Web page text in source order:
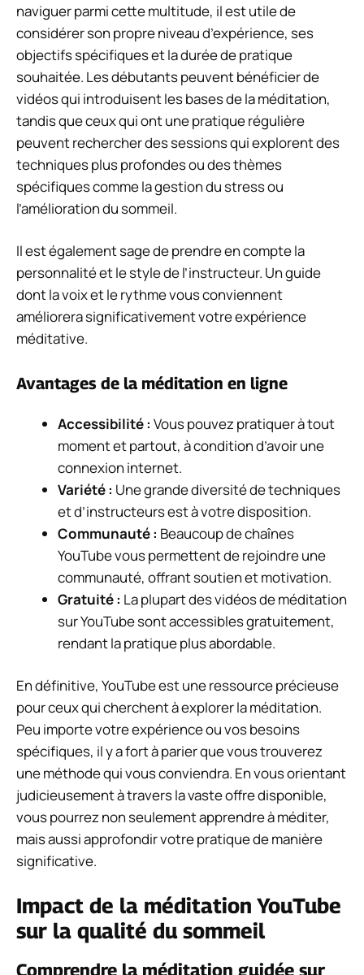
naviguer parmi cette multitude, il est utile de
considérer son propre niveau d’expérience, ses
objectifs spécifiques et la durée de pratique
souhaitée. Les débutants peuvent bénéficier de
vidéos qui introduisent les bases de la méditation,
tandis que ceux qui ont une pratique régulière
peuvent rechercher des sessions qui explorent des
techniques plus profondes ou des thèmes
spécifiques comme la gestion du stress ou
l’amélioration du sommeil.
Il est également sage de prendre en compte la
personnalité et le style de l’instructeur. Un guide
dont la voix et le rythme vous conviennent
améliorera significativement votre expérience
méditative.
Avantages de la méditation en ligne
Accessibilité : Vous pouvez pratiquer à tout
moment et partout, à condition d’avoir une
connexion internet.
Variété : Une grande diversité de techniques
et d’instructeurs est à votre disposition.
Communauté : Beaucoup de chaînes
YouTube vous permettent de rejoindre une
communauté, offrant soutien et motivation.
Gratuité : La plupart des vidéos de méditation
sur YouTube sont accessibles gratuitement,
rendant la pratique plus abordable.
En définitive, YouTube est une ressource précieuse
pour ceux qui cherchent à explorer la méditation.
Peu importe votre expérience ou vos besoins
spécifiques, il y a fort à parier que vous trouverez
une méthode qui vous conviendra. En vous orientant
judicieusement à travers la vaste offre disponible,
vous pourrez non seulement apprendre à méditer,
mais aussi approfondir votre pratique de manière
significative.
Impact de la méditation YouTube
sur la qualité du sommeil
Comprendre la méditation guidée sur